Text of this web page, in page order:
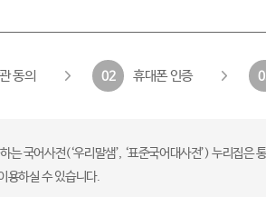
동의 02 휴대폰 인증
는 국어사전(‘우리말샘’, ‘표준국어대사전’) 누리집
용하실 수 있습니다.